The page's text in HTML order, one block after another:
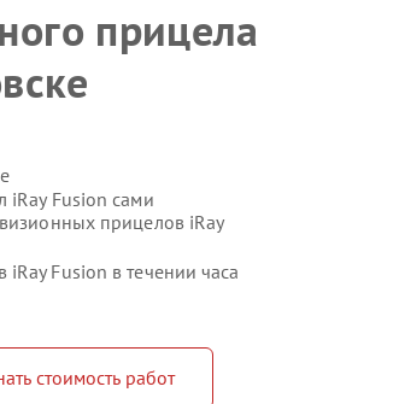
прицела
iRay Fusion сами
прицелов iRay
Fusion в течении часа
стоимость работ